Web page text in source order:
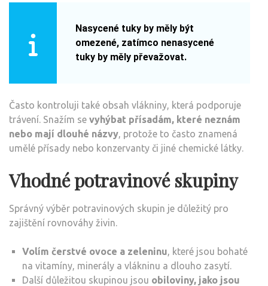
Nasycené tuky by měly být
omezené, zatímco nenasycené
tuky by měly převažovat.
Často kontroluji také obsah vlákniny, která podporuje
trávení. Snažím se vyhýbat přísadám, které neznám
nebo mají dlouhé názvy, protože to často znamená
umělé přísady nebo konzervanty či jiné chemické látky.
Vhodné potravinové skupiny
Správný výběr potravinových skupin je důležitý pro
zajištění rovnováhy živin.
Volím čerstvé ovoce a zeleninu, které jsou bohaté
na vitamíny, minerály a vlákninu a dlouho zasytí.
Další důležitou skupinou jsou obiloviny, jako jsou